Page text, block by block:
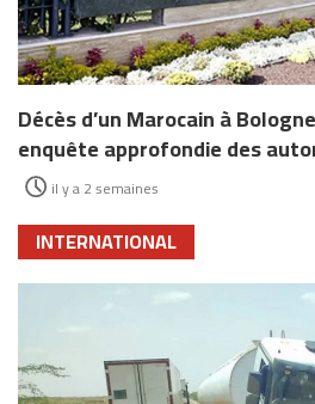
Décès d’un Marocain à
enquête approfondie des
il y a 2 semaines
INTERNATIONAL